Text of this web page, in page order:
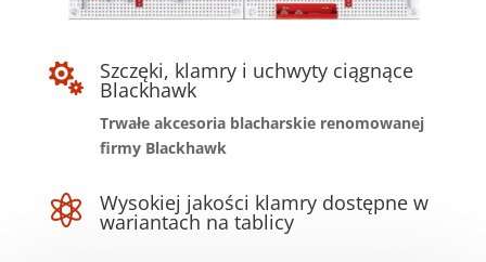
 Szczęki, klamry i uchwyty ciągnące
Blackhawk
Trwałe akcesoria blacharskie renomowanej
firmy Blackhawk
 Wysokiej jakości klamry dostępne w
wariantach na tablicy